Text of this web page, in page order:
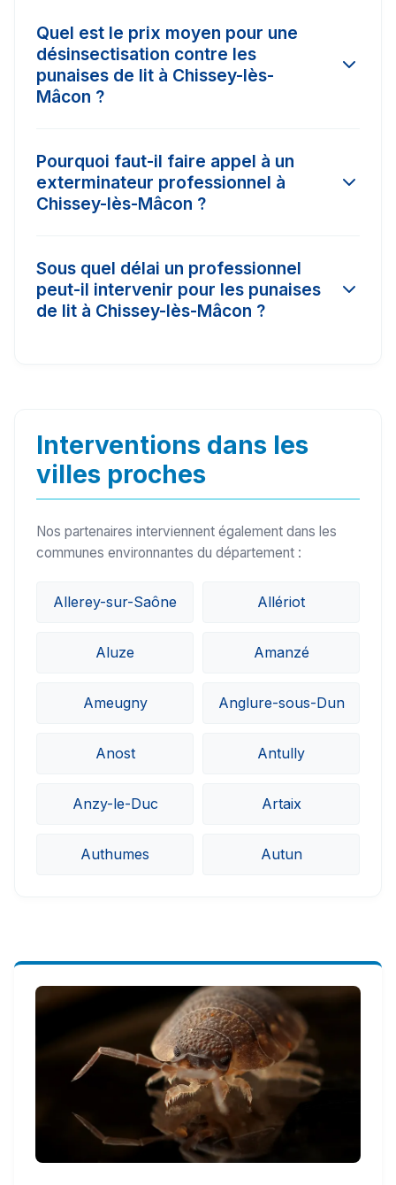
Quel est le prix moyen pour une
désinsectisation contre les
punaises de lit à Chissey-lès-
Mâcon ?
varie selon l'ampleur de l'infestation et la
surface à traiter. En moyenne, les prix
constatés dans la région varient entre 150€ et
Pourquoi faut-il faire appel à un
exterminateur professionnel à
Chissey-lès-Mâcon ?
classique à Chissey-lès-Mâcon n'ont pas la
concentration nécessaire (produits biocides)
pour détruire les nids ou les œufs. Un pro
Sous quel délai un professionnel
peut-il intervenir pour les punaises
de lit à Chissey-lès-Mâcon ?
48h.
Interventions dans les
villes proches
Nos partenaires interviennent également dans les
communes environnantes du département :
Allerey-sur-Saône Allériot
Aluze Amanzé
Ameugny Anglure-sous-Dun
Anost Antully
Anzy-le-Duc Artaix
Authumes Autun